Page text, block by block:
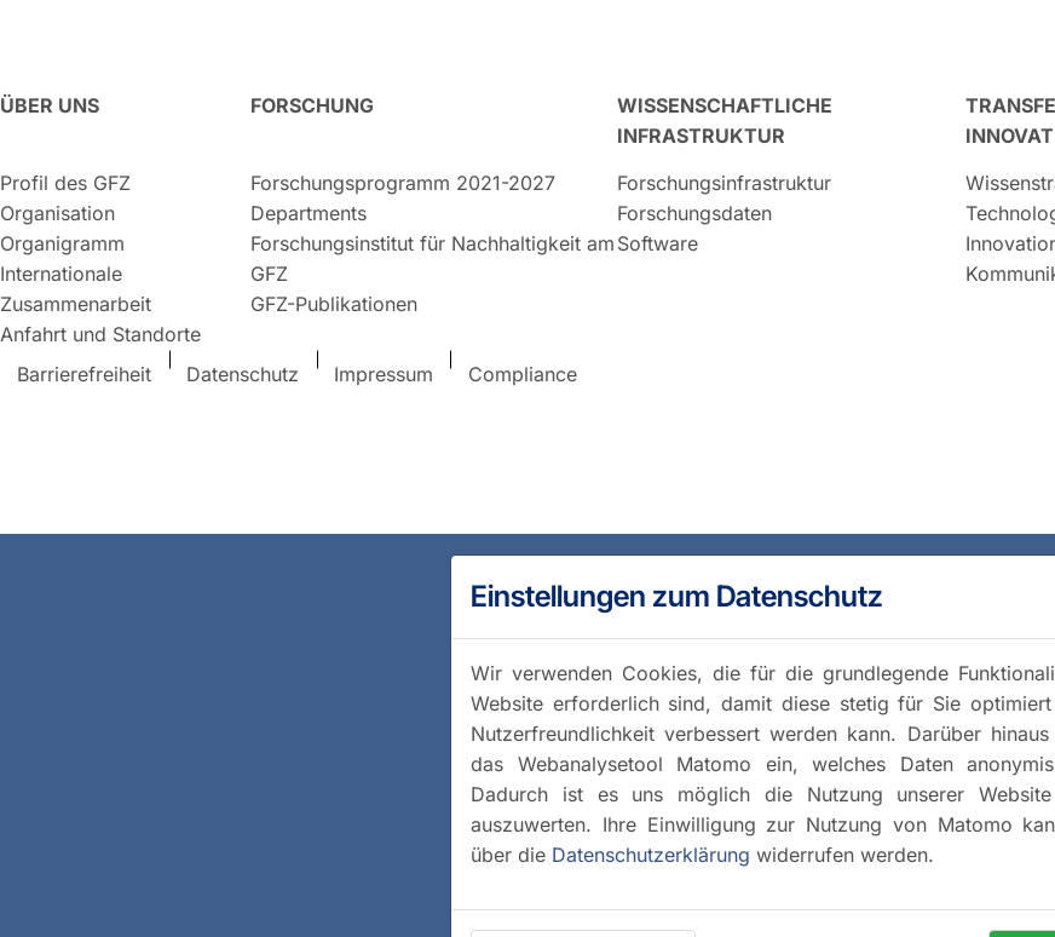
ÜBER UNS
Profil des GFZ
Organisation
Organigramm
Internationale
Zusammenarbeit
Anfahrt und Standorte
FORSCHUNG
Forschungsprogramm 2021-2027
Departments
Forschungsinstitut für Nachhaltigkeit am
GFZ
GFZ-Publikationen
WISSENSCHAFTLICHE
INFRASTRUKTUR
Forschungsinfrastruktur
Forschungsdaten
Software
Barrierefreiheit Datenschutz Impressum Compliance
Einstellungen zum Datenschutz
Wir verwenden Cookies, die für die grundlegende
Website erforderlich sind, damit diese stetig für Sie
Nutzerfreundlichkeit verbessert werden kann. Darüber
das Webanalysetool Matomo ein, welches Daten
Dadurch ist es uns möglich die Nutzung unserer Website
auszuwerten. Ihre Einwilligung zur Nutzung von Matomo
über die Datenschutzerklärung widerrufen werden.